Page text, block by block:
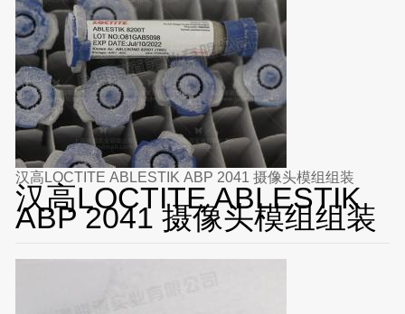
汉高LOCTITE ABLESTIK ABP 2041 摄像头模组组装
汉高LOCTITE ABLESTIK
ABP 2041 摄像头模组组装